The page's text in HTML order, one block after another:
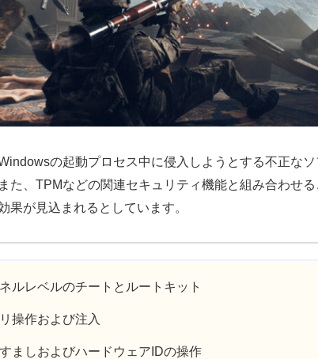
の起動プロセス中に侵入しようとする不正な
た、TPMなどの関連セキュリティ機能と組み合わせ
果が見込まれるとしています。
ルレベルのチートとルートキット
操作および注入
ましおよびハードウェアIDの操作